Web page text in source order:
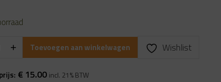
Toevoegen aan winkelwagen Wishlist
€ 15.00 incl. 21% BTW